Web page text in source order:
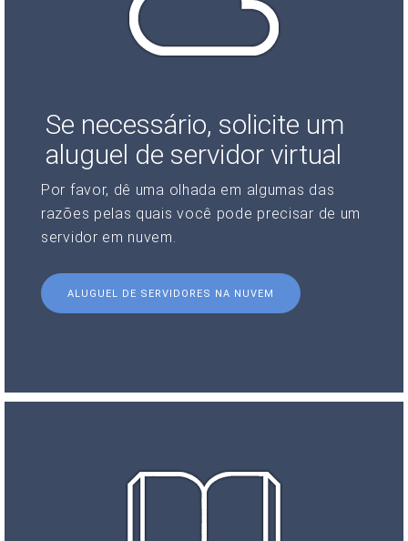
Se necessário, solicite um
aluguel de servidor virtual
Por favor, dê uma olhada em algumas das
razões pelas quais você pode precisar de um
servidor em nuvem.
ALUGUEL DE SERVIDORES NA NUVEM